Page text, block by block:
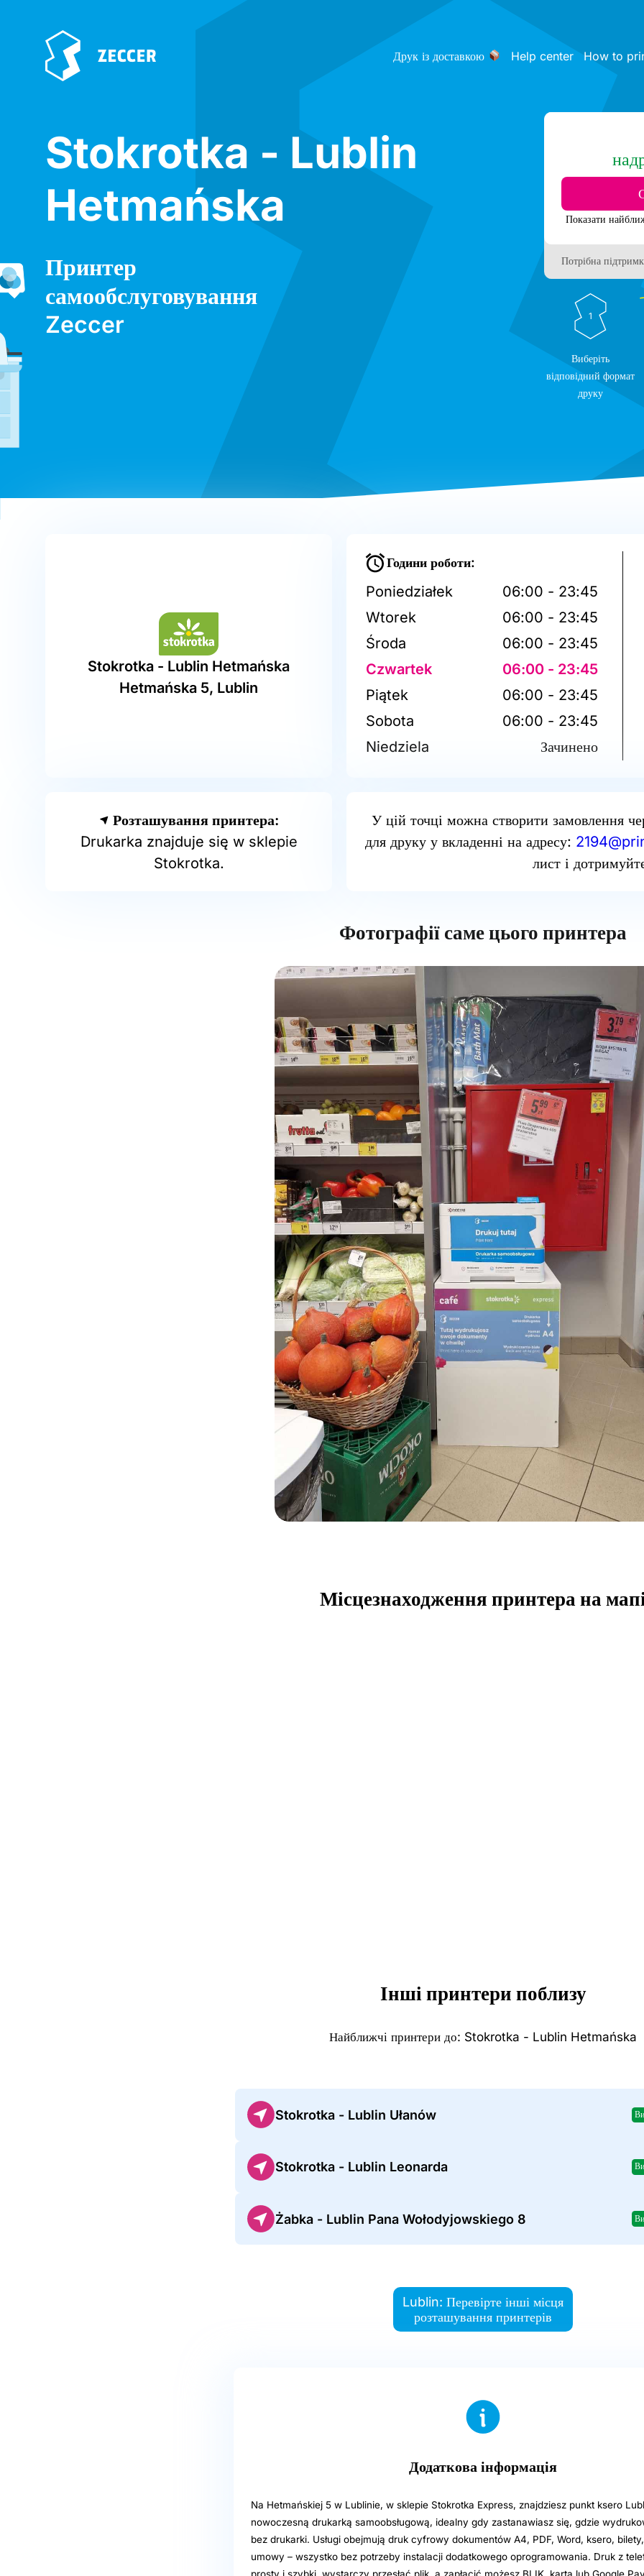
Друк із доставкою Help center How to
Stokrotka - Lublin
Hetmańska
Принтер
самообслуговування
Zeccer
Потрібна
1
Виберіть
відповідний формат
друку
Stokrotka - Lublin Hetmańska
Hetmańska 5, Lublin
Години роботи:
Poniedziałek
06:00 - 23:45
Wtorek
06:00 - 23:45
Środa
06:00 - 23:45
Czwartek
06:00 - 23:45
Piątek
06:00 - 23:45
Sobota
06:00 - 23:45
Niedziela
Зачинено
Розташування принтера:
Drukarka znajduje się w sklepie
Stokrotka.
У цій точці можна створити замовлення
для друку у вкладенні на адресу:
лист і
Фотографії саме цього принтера
Місцезнаходження принтера на
Інші принтери поблизу
Найближчі принтери до: Stokrotka - Lublin Hetmańska
Stokrotka - Lublin Ułanów
Stokrotka - Lublin Leonarda
Żabka - Lublin Pana Wołodyjowskiego 8
Lublin: Перевірте інші місця
розташування принтерів
Додаткова інформація
Na Hetmańskiej 5 w Lublinie, w sklepie Stokrotka Express, znajdziesz punkt ksero
nowoczesną drukarką samoobsługową, idealny gdy zastanawiasz się, gdzie
bez drukarki. Usługi obejmują druk cyfrowy dokumentów A4, PDF, Word, ksero,
umowy – wszystko bez potrzeby instalacji dodatkowego oprogramowania. Druk z